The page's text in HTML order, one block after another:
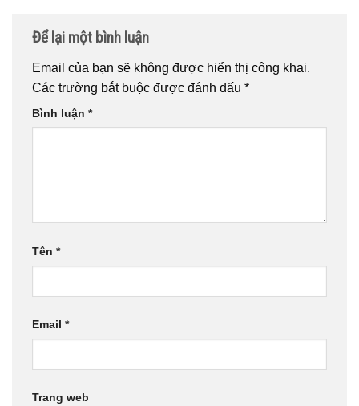
Để lại một bình luận
Email của bạn sẽ không được hiển thị công khai.
Các trường bắt buộc được đánh dấu *
Bình luận *
Tên *
Email *
Trang web